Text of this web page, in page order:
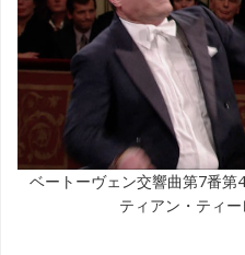
ベートーヴェン交響曲第7番第
ティアン・ティ